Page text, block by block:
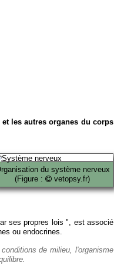
les autres organes du corps
du système nerveux
(Figure :
vetopsy.fr)
ses propres lois ", est associé
ou endocrines.
de milieu, l'organisme